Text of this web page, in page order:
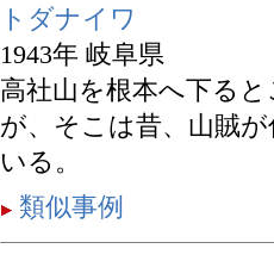
トダナイワ
1943年 岐阜県
高社山を根本へ下る
が、そこは昔、山賊
いる。
類似事例